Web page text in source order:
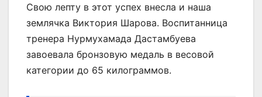
Свою лепту в этот успех внесла и наша
землячка Виктория Шарова. Воспитанница
тренера Нурмухамада Дастамбуева
завоевала бронзовую медаль в весовой
категории до 65 килограммов.